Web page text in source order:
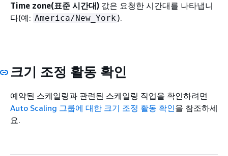
Time zone(표준 시간대) 값은 요청한 시간대를 나타냅니
다(예: America/New_York).
크기 조정 활동 확인
예약된 스케일링과 관련된 스케일링 작업을 확인하려면
Auto Scaling 그룹에 대한 크기 조정 활동 확인을 참조하세
요.